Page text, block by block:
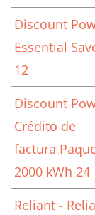
Discount
Essential
12
Discount
Crédito de
factura
2000 kWh 24
Reliant -